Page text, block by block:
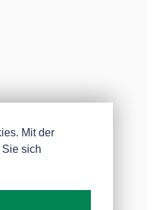
Mit der
sich